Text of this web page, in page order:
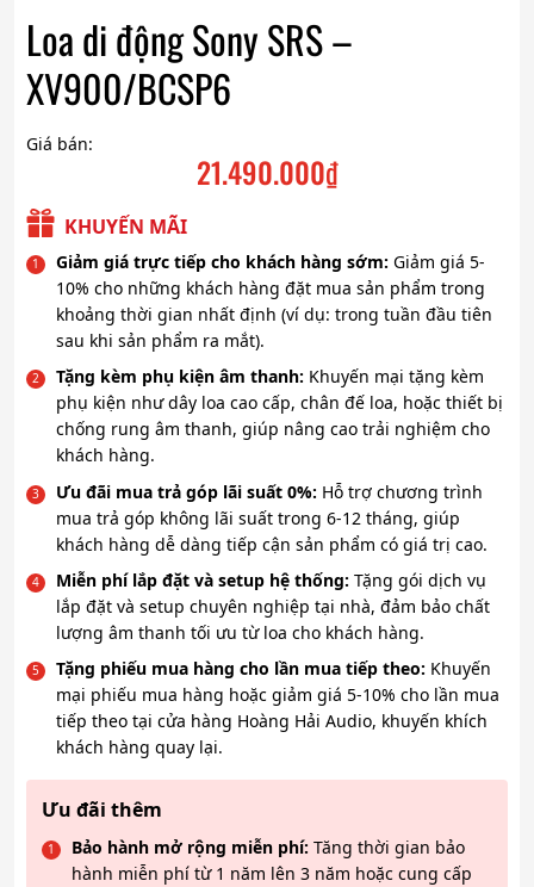
Loa di động Sony SRS –
XV900/BCSP6
Giá bán:
21.490.000₫
KHUYẾN MÃI
Giảm giá trực tiếp cho khách hàng sớm: Giảm giá 5-
10% cho những khách hàng đặt mua sản phẩm trong
khoảng thời gian nhất định (ví dụ: trong tuần đầu tiên
sau khi sản phẩm ra mắt).
Tặng kèm phụ kiện âm thanh: Khuyến mại tặng kèm
phụ kiện như dây loa cao cấp, chân đế loa, hoặc thiết bị
chống rung âm thanh, giúp nâng cao trải nghiệm cho
khách hàng.
Ưu đãi mua trả góp lãi suất 0%: Hỗ trợ chương trình
mua trả góp không lãi suất trong 6-12 tháng, giúp
khách hàng dễ dàng tiếp cận sản phẩm có giá trị cao.
Miễn phí lắp đặt và setup hệ thống: Tặng gói dịch vụ
lắp đặt và setup chuyên nghiệp tại nhà, đảm bảo chất
lượng âm thanh tối ưu từ loa cho khách hàng.
Tặng phiếu mua hàng cho lần mua tiếp theo: Khuyến
mại phiếu mua hàng hoặc giảm giá 5-10% cho lần mua
tiếp theo tại cửa hàng Hoàng Hải Audio, khuyến khích
khách hàng quay lại.
Ưu đãi thêm
Bảo hành mở rộng miễn phí: Tăng thời gian bảo
hành miễn phí từ 1 năm lên 3 năm hoặc cung cấp